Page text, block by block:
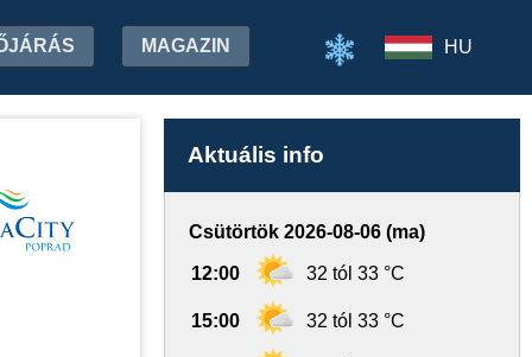
MAGAZIN HU
Aktuális info
Csütörtök 2026-08-06 (ma)
12:00 32 tól 33 °C
15:00 32 tól 33 °C